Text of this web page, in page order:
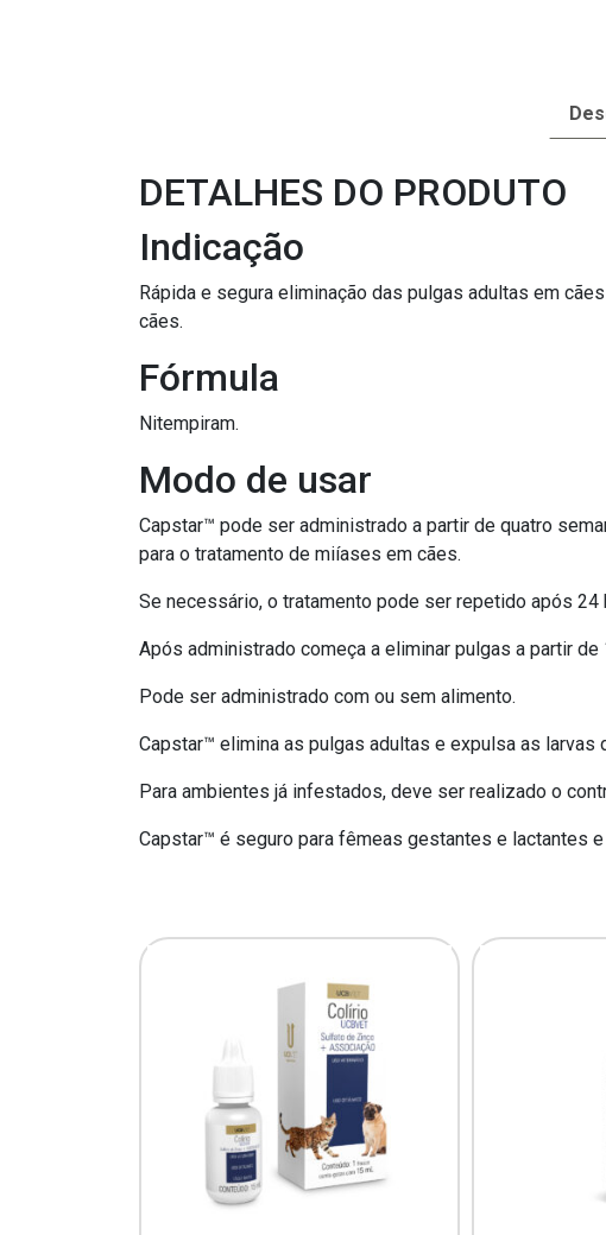
DETALHES DO PRODUTO
Indicação
Rápida e segura eliminação das pulgas adultas em
cães.
Fórmula
Nitempiram.
Modo de usar
Capstar™ pode ser administrado a partir de quatro
para o tratamento de miíases em cães.
Se necessário, o tratamento pode ser repetido após
Após administrado começa a eliminar pulgas a partir de
Pode ser administrado com ou sem alimento.
Capstar™ elimina as pulgas adultas e expulsa as larvas
Para ambientes já infestados, deve ser realizado o
Capstar™ é seguro para fêmeas gestantes e lactantes